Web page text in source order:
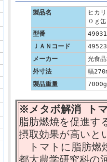
製品名
ヒカ
０ｇ
型番
ＪＡＮコード
メーカー
光食
外寸法
幅
製品重量
7000g
※メタボ解消 ト
脂肪燃焼を促進す
摂取効果が高いと
トマトに脂肪燃
都大農学研究科の